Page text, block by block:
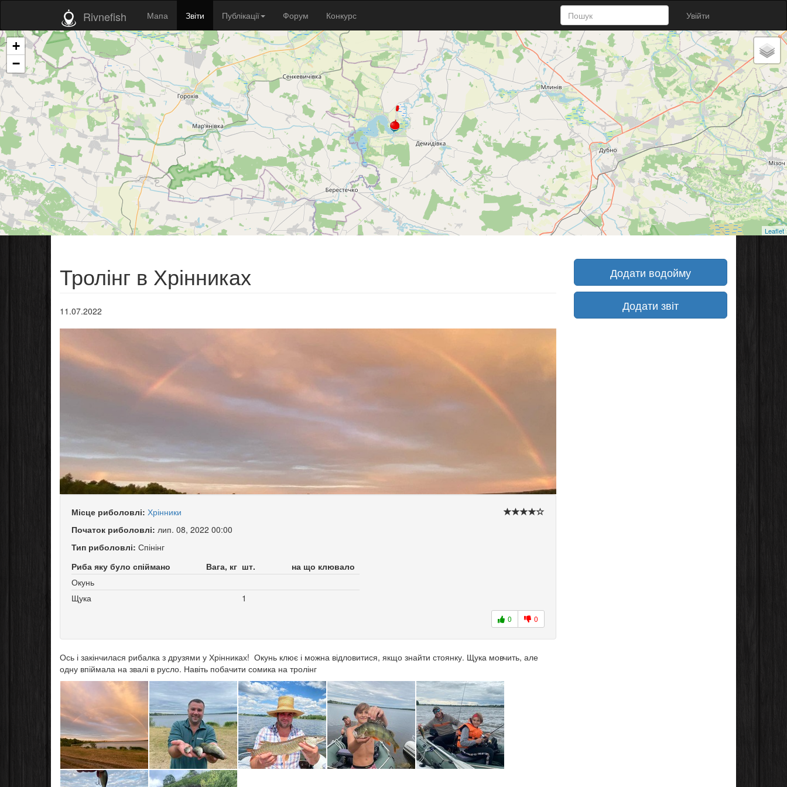
Rivnefish Мапа Звіти Публікації Форум Конкурс Увійти
+
−
Leaflet
Тролінг в Хрінниках
11.07.2022
Місце риболовлі: Хрінники
Початок риболовлі: лип. 08, 2022 00:00
Тип риболовлі: Спінінг
Риба яку було спіймано
Вага, кг шт.
на що клювало
Окунь
Щука
1
0 0
Ось і закінчилася рибалка з друзями у Хрінниках! Окунь клює і можна відловитися, якщо знайти стоянку. Щука мовчить, але
одну впіймала на звалі в русло. Навіть побачити сомика на тролінг
Додати водойму
Додати звіт